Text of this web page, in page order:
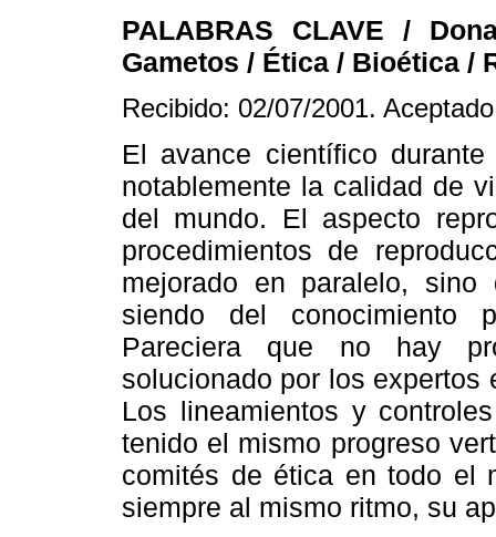
PALABRAS CLAVE /
Gametos / Ética / Bioética /
Recibido: 02/07/2001.
El avance científico
notablemente la calidad de
del mundo. El aspecto
procedimientos de
mejorado en paralelo, sino
siendo del conocimiento
Pareciera que no hay
solucionado por los expertos
Los lineamientos y
tenido el mismo progreso
comités de ética en todo el
siempre al mismo ritmo, su